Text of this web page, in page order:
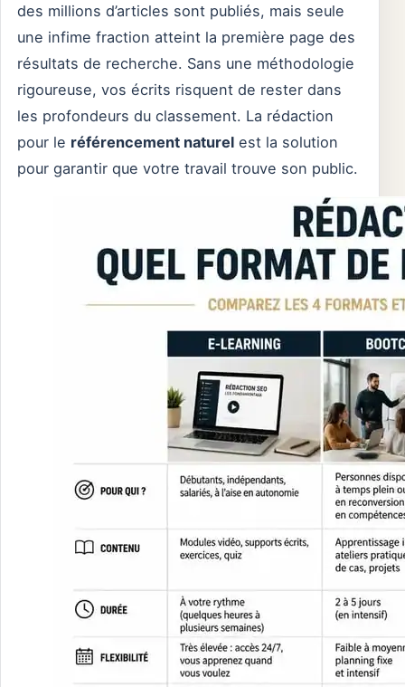
des millions d’articles sont publiés, mais seule
une infime fraction atteint la première page des
résultats de recherche. Sans une méthodologie
rigoureuse, vos écrits risquent de rester dans
les profondeurs du classement. La rédaction
pour le référencement naturel est la solution
pour garantir que votre travail trouve son public.